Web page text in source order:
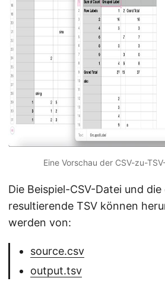
Eine Vorschau der CSV-zu-
Die Beispiel-CSV-Datei und die
resultierende TSV können
werden von:
source.csv
output.tsv